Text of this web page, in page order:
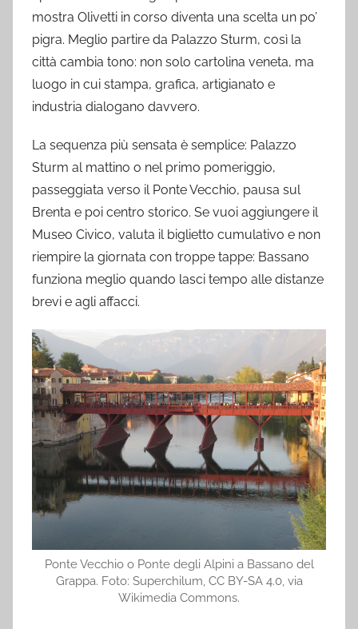
mostra Olivetti in corso diventa una scelta un po’
pigra. Meglio partire da Palazzo Sturm, così la
città cambia tono: non solo cartolina veneta, ma
luogo in cui stampa, grafica, artigianato e
industria dialogano davvero.
La sequenza più sensata è semplice: Palazzo
Sturm al mattino o nel primo pomeriggio,
passeggiata verso il Ponte Vecchio, pausa sul
Brenta e poi centro storico. Se vuoi aggiungere il
Museo Civico, valuta il biglietto cumulativo e non
riempire la giornata con troppe tappe: Bassano
funziona meglio quando lasci tempo alle distanze
brevi e agli affacci.
Ponte Vecchio o Ponte degli Alpini a Bassano del
Grappa. Foto: Superchilum, CC BY-SA 4.0, via
Wikimedia Commons.